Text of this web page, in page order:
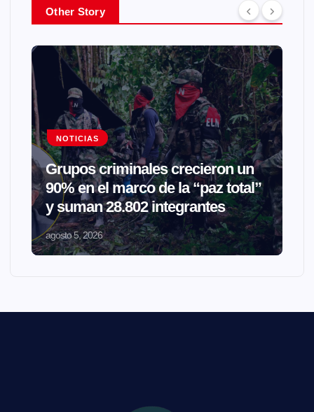
Other Story
NOTICIAS
Grupos criminales crecieron un
90% en el marco de la “paz total”
y suman 28.802 integrantes
agosto 5, 2026